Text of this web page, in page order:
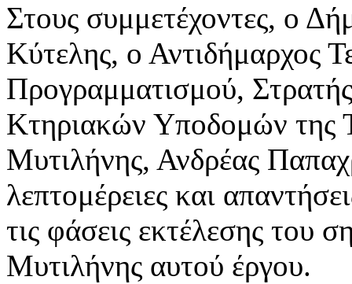
Στους συμμετέχοντες, ο
Κύτελης, ο Αντιδήμαρχος
Προγραμματισμού,
Κτηριακών Υποδομών της
Μυτιλήνης, Ανδρέας
λεπτομέρειες και
τις φάσεις εκτέλεσης του
Μυτιλήνης αυτού έργου.